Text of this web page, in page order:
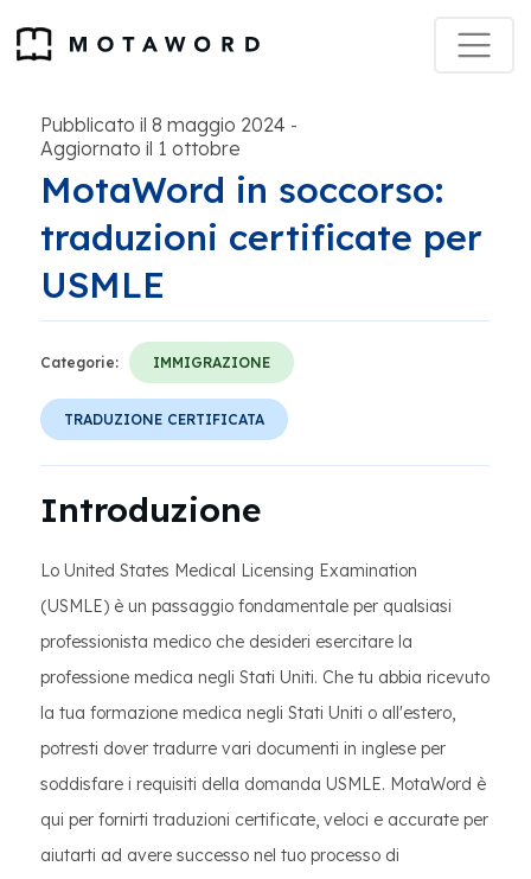
Pubblicato il 8 maggio 2024 -
Aggiornato il 1 ottobre
MotaWord in soccorso:
traduzioni certificate per
USMLE
Categorie: IMMIGRAZIONE
TRADUZIONE CERTIFICATA
Introduzione
Lo United States Medical Licensing Examination
(USMLE) è un passaggio fondamentale per qualsiasi
professionista medico che desideri esercitare la
professione medica negli Stati Uniti. Che tu abbia ricevuto
la tua formazione medica negli Stati Uniti o all'estero,
potresti dover tradurre vari documenti in inglese per
soddisfare i requisiti della domanda USMLE. MotaWord è
qui per fornirti traduzioni certificate, veloci e accurate per
aiutarti ad avere successo nel tuo processo di